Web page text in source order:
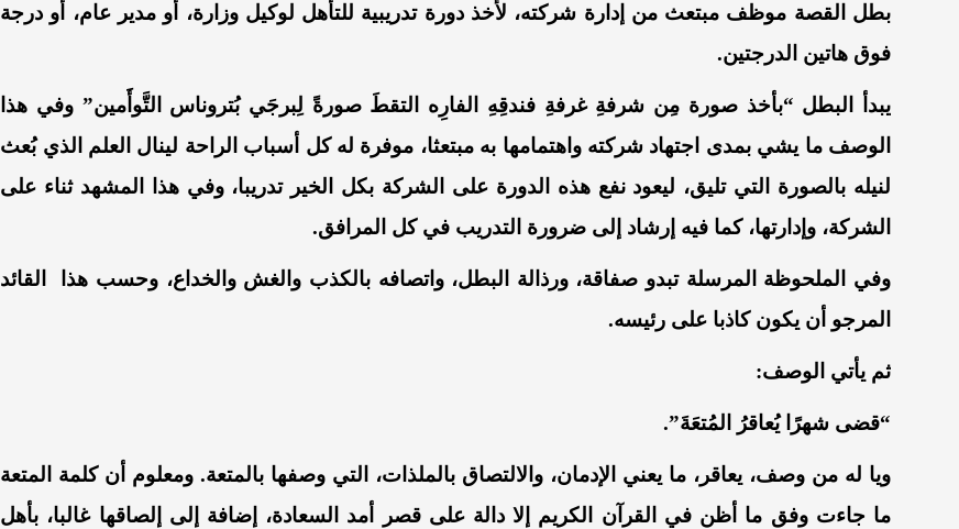
بطل القصة موظف مبتعث من إدارة شركته، لأخذ دورة تدريبية للتأهل لوكيل وزارة، أو مدير عام، أو درجة
فوق هاتين الدرجتين.
يبدأ البطل “بأخذ صورة مِن شرفةِ غرفةِ فندقِهِ الفارِه التقطَ صورةً لِبرجَي بُتروناس التَّوأَمين” وفي هذا
الوصف ما يشي بمدى اجتهاد شركته واهتمامها به مبتعثا، موفرة له كل أسباب الراحة لينال العلم الذي بُعث
لنيله بالصورة التي تليق، ليعود نفع هذه الدورة على الشركة بكل الخير تدريبا، وفي هذا المشهد ثناء على
الشركة، وإدارتها، كما فيه إرشاد إلى ضرورة التدريب في كل المرافق.
وفي الملحوظة المرسلة تبدو صفاقة، ورذالة البطل، واتصافه بالكذب والغش والخداع، وحسب هذا القائد
المرجو أن يكون كاذبا على رئيسه.
ثم يأتي الوصف:
“قضى شهرًا يُعاقرُ المُتعَةَ”.
ويا له من وصف، يعاقر، ما يعني الإدمان، والالتصاق بالملذات، التي وصفها بالمتعة. ومعلوم أن كلمة المتعة
ما جاءت وفق ما أظن في القرآن الكريم إلا دالة على قصر أمد السعادة، إضافة إلى إلصاقها غالبا، بأهل